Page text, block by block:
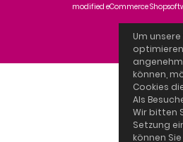
modified eCommerce
Um
können,
Cookies
Als
Wir bitten
Setzung
können